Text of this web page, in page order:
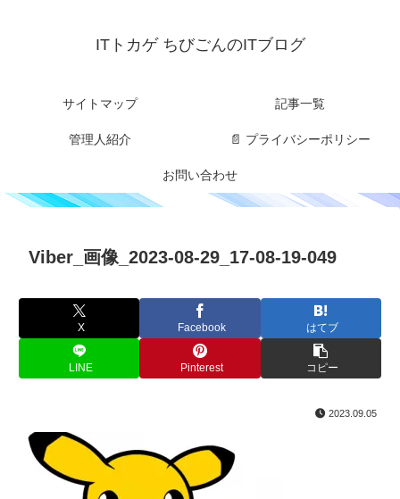
ITトカゲ ちびごんのITブログ
サイトマップ 記事一覧
管理人紹介 📄 プライバシーポリシー
お問い合わせ
Viber_画像_2023-08-29_17-08-19-049
X Facebook はてブ
LINE Pinterest コピー
2023.09.05